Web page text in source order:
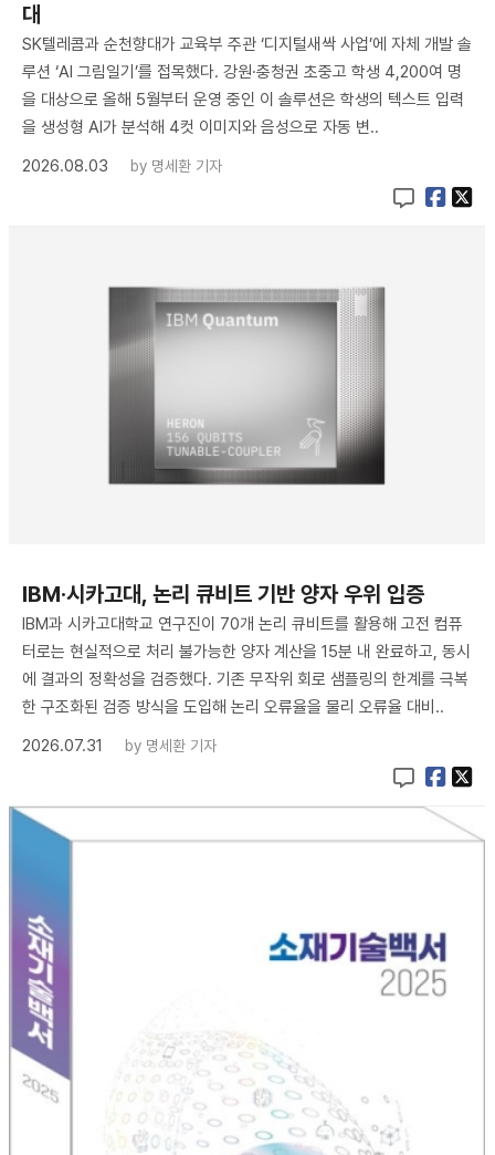
대
SK텔레콤과 순천향대가 교육부 주관 ‘디지털새싹 사업’에 자체 개발 솔
루션 ‘AI 그림일기’를 접목했다. 강원·충청권 초중고 학생 4,200여 명
을 대상으로 올해 5월부터 운영 중인 이 솔루션은 학생의 텍스트 입력
을 생성형 AI가 분석해 4컷 이미지와 음성으로 자동 변..
2026.08.03
by 명세환 기자
IBM·시카고대, 논리 큐비트 기반 양자 우위 입증
IBM과 시카고대학교 연구진이 70개 논리 큐비트를 활용해 고전 컴퓨
터로는 현실적으로 처리 불가능한 양자 계산을 15분 내 완료하고, 동시
에 결과의 정확성을 검증했다. 기존 무작위 회로 샘플링의 한계를 극복
한 구조화된 검증 방식을 도입해 논리 오류율을 물리 오류율 대비..
2026.07.31
by 명세환 기자